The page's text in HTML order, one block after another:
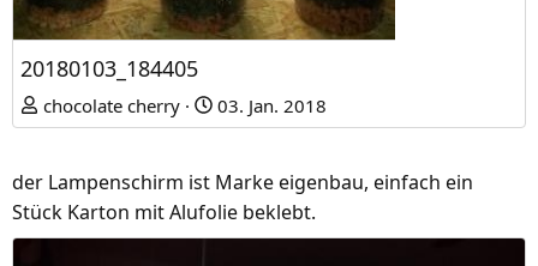
20180103_184405
chocolate cherry 03. Jan. 2018
der Lampenschirm ist Marke eigenbau, einfach ein
Stück Karton mit Alufolie beklebt.